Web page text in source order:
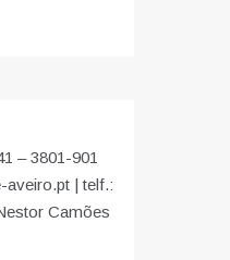
– 3801-901
aveiro.pt | telf.:
Camões